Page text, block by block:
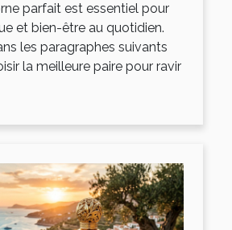
parfait est essentiel pour
et bien-être au quotidien.
les paragraphes suivants
la meilleure paire pour ravir